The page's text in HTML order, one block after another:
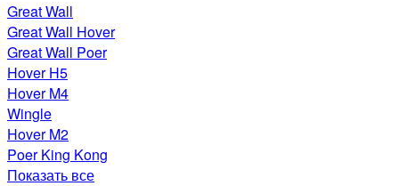
Great Wall
Great Wall Hover
Great Wall Poer
Hover H5
Hover M4
Wingle
Hover M2
Poer King Kong
Показать все